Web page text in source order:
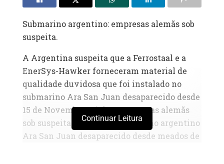
Submarino argentino: empresas alemãs sob
suspeita.
A Argentina suspeita que a Ferrostaal e a
EnerSys-Hawker forneceram material de
qualidade duvidosa que foi instalado no
submarino Ara San Juan desaparecido desde
15 de Novembro Há duas empresas alemãs
sob suspeita no caso do submarino argentino
Ara San Juan desaparecido desde meados de
Continuar Leitura